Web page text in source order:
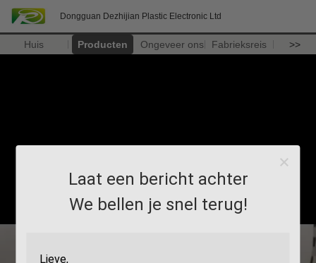
Dongguan Dezhijian Plastic Electronic Ltd
Huis Producten Ongeveer ons Fabrieksreis >>
Laat een bericht achter
We bellen je snel terug!